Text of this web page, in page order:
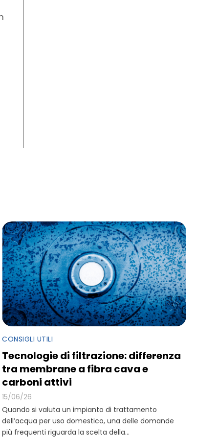
CONSIGLI UTILI
Tecnologie di filtrazione: differenza
tra membrane a fibra cava e
carboni attivi
15/06/26
Quando si valuta un impianto di trattamento
dell’acqua per uso domestico, una delle domande
più frequenti riguarda la scelta della...